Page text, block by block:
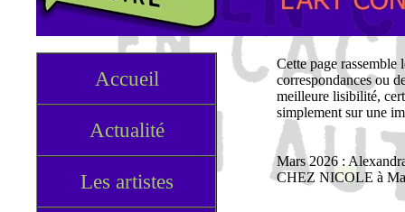
Accueil
Actualité
Les artistes
Cette page rassemble
correspondances ou
meilleure lisibilité,
simplement sur une
Mars 2026 :
CHEZ NICOLE à